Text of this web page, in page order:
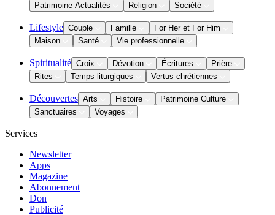
Patrimoine Actualités
Religion Société
Lifestyle Couple Famille
For Her et For Him
Maison
Santé Vie professionnelle
Spiritualité Croix Dévotion Écritures
Prière
Rites
Temps liturgiques Vertus chrétiennes
Découvertes Arts Histoire
Patrimoine Culture
Sanctuaires
Voyages
Services
Newsletter
Apps
Magazine
Abonnement
Don
Publicité